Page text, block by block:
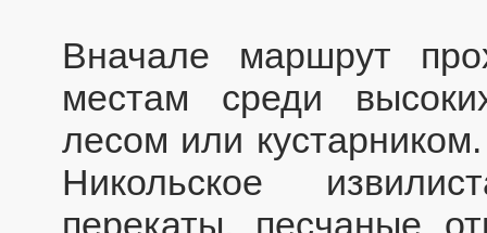
Вначале маршрут
местам среди
лесом или
Никольское
перекаты, песчаные